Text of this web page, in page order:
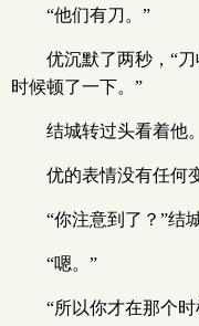
“他们有刀。”
优沉默了两秒，“
时候顿了一下。”
结城转过头看着他。
优的表情没有任何
“你注意到了？”结
“嗯。”
“所以你才在那个